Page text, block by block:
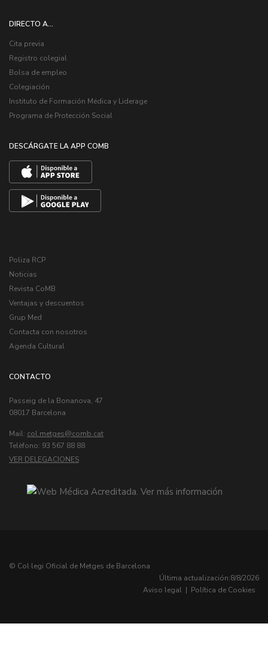
DIRECTO A...
Cita previa
Registro colegial
Bolsa de empleo
Colegiación
Instituto de Formación Médica y Liderage
Programa de Protección Social
DESCÁRGATE LA APP COMB
Poliza RCP
Noticias
Revista CoMB
Ventajas y descuentos
Grup Med
Contacta con nosotros
Agenda Cultural
CONTACTO
Passeig de la Bonanova, 47
08017 Barcelona
Mail: col.metges
Telèfono: 93 567 88 88
VER DELEGACIONES
© Col·legi Oficial de Metges de Barcelona
Última actualización:8/8/2026
Aviso legal | Política de Cookies